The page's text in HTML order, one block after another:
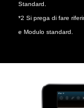
Standard.
*2 Si prega di fare
e Modulo standard.